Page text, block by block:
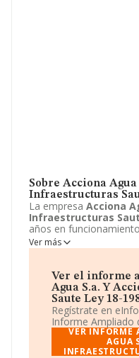
Sobre Acciona Agua
Infraestructuras
La empresa Acciona
Infraestructuras
años en
Europa, 18 - PQ EMPR,
encuentra la empresa
desarrolla es 9499 -
n.c.o.p..Acciona Agua
Infraestructuras
como Unión temporal
Ver más
Ver el informe
Agua S.a. Y
Saute Ley 18-
Regístrate en
Informe Ampliado
VER INFORME
AGUA